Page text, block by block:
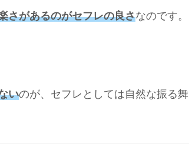
さがあるのがセフレの良さなのです。
いのが、セフレとしては自然な振る舞